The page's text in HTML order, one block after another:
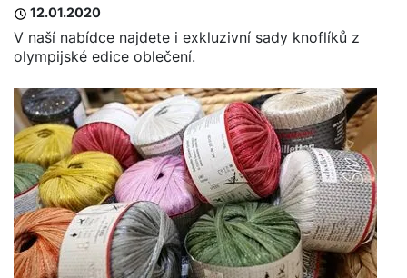
12.01.2020
V naší nabídce najdete i exkluzivní sady knoflíků z
olympijské edice oblečení.